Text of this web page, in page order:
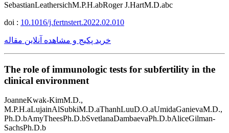
SebastianLeathersichM.P.H.abRoger J.HartM.D.abc
doi : 10.1016/j.fertnstert.2022.02.010
خرید پکیج و مشاهده آنلاین مقاله
The role of immunologic tests for subfertility in the
clinical environment
JoanneKwak-KimM.D.,
M.P.H.aLujainAlSubkiM.D.aThanhLuuD.O.aUmidaGanievaM.D.,
Ph.D.bAmyTheesPh.D.bSvetlanaDambaevaPh.D.bAliceGilman-
SachsPh.D.b